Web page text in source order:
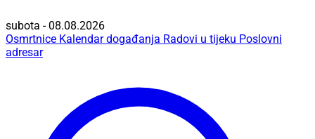
subota - 08.08.2026
Osmrtnice Kalendar događanja Radovi u tijeku Poslovni
adresar